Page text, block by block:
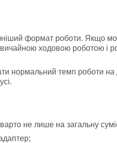
формат роботи. Якщо
ходовою роботою і
нормальний темп роботи на
не лише на загальну